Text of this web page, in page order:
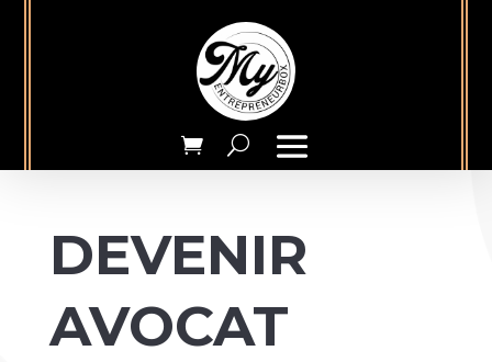
DEVENIR
AVOCAT